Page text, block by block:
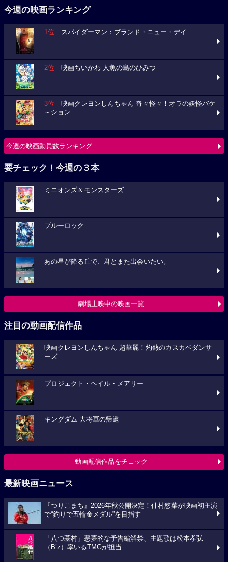
今週の映画ランキング
1位 スパイダーマン：ブランド・ニュー・デイ
2位 映画ちいかわ 人魚の島のひみつ
3位 映画クレヨンしんちゃん 奇々怪々！オラの妖怪バケ
～ション
今週の映画動員数ランキング
要チェック！今週の３本
ミニオンズ＆モンスターズ
ブルーロック
あの星が降る丘で、君とまた出会いたい。
劇場上映中の映画一覧
注目の動画配信作品
映画クレヨンしんちゃん 超華麗！灼熱のカスカベダンサ
ーズ
プロジェクト・ヘイル・メアリー
キングダム 大将軍の帰還
動画配信作品をチェック
最新映画ニュース
『つりこまち』2026年秋公開決定！仲村悠菜が映画初主演
で“釣りで五輪金メダル”を目指す
「八つ墓村」悪夢的な予告編解禁、主題歌は松本孝弘
（B’z）率いるTMGが担当